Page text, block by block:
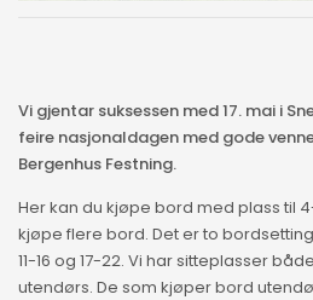
Vi gjentar suksessen med 17. mai i
feire nasjonaldagen med gode
Bergenhus Festning.
Her kan du kjøpe bord med plass til
kjøpe flere bord. Det er to
11-16 og 17-22. Vi har sitteplasser
utendørs. De som kjøper bord